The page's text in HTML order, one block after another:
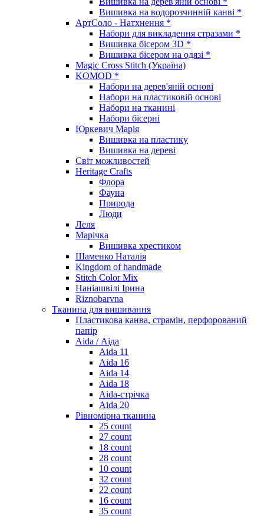
Вишивка на водорозчинній канві *
АртСоло - Натхнення *
Набори для викладення стразами *
Вишивка бісером 3D *
Вишивка бісером на одязі *
Magic Cross Stitch (Україна)
KOMOD *
Набори на дерев'яній основі
Набори на пластиковій основі
Набори на тканині
Набори бісерні
Юркевич Марія
Вишивка на пластику
Вишивка на дереві
Світ можливостей
Heritage Crafts
Флора
Фауна
Природа
Люди
Леля
Марічка
Вишивка хрестиком
Шаменко Наталія
Kingdom of handmade
Stitch Color Mix
Наніашвілі Ірина
Riznobarvna
Тканина для вишивання
Пластикова канва, страмін, перфорований
папір
Aida / Аіда
Aida 11
Aida 16
Aida 14
Aida 18
Aida-стрічка
Aida 20
Рівномірна тканина
25 count
27 count
18 count
28 count
10 count
32 count
22 count
16 count
35 count